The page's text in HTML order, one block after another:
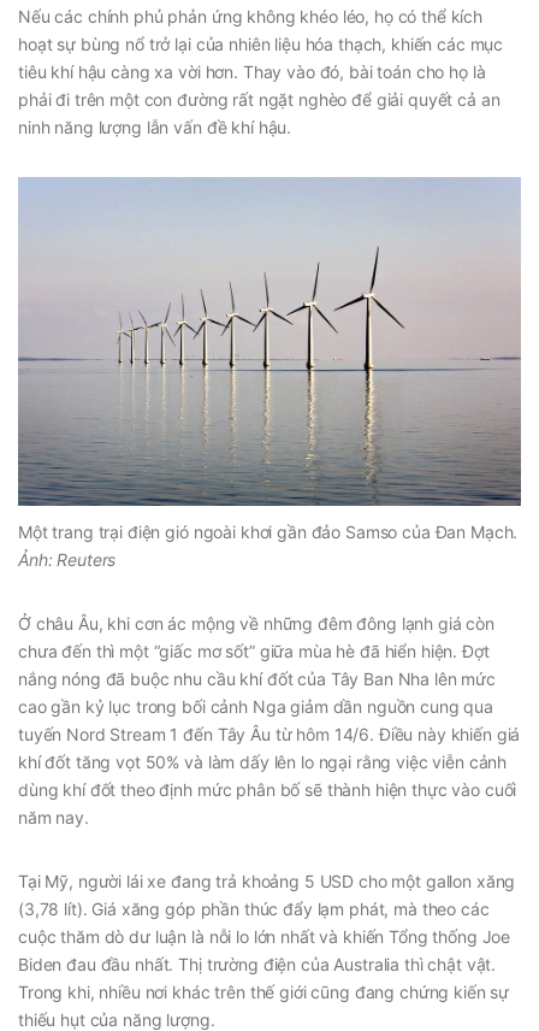
Nếu các chính phủ phản ứng không khéo léo, họ có thể kích
hoạt sự bùng nổ trở lại của nhiên liệu hóa thạch, khiến các mục
tiêu khí hậu càng xa vời hơn. Thay vào đó, bài toán cho họ là
phải đi trên một con đường rất ngặt nghèo để giải quyết cả an
ninh năng lượng lẫn vấn đề khí hậu.
Một trang trại điện gió ngoài khơi gần đảo Samso của Đan Mạch.
Ảnh: Reuters
Ở châu Âu, khi cơn ác mộng về những đêm đông lạnh giá còn
chưa đến thì một “giấc mơ sốt” giữa mùa hè đã hiển hiện. Đợt
nắng nóng đã buộc nhu cầu khí đốt của Tây Ban Nha lên mức
cao gần kỷ lục trong bối cảnh Nga giảm dần nguồn cung qua
tuyến Nord Stream 1 đến Tây Âu từ hôm 14/6. Điều này khiến giá
khí đốt tăng vọt 50% và làm dấy lên lo ngại rằng việc viễn cảnh
dùng khí đốt theo định mức phân bố sẽ thành hiện thực vào cuối
năm nay.
Tại Mỹ, người lái xe đang trả khoảng 5 USD cho một gallon xăng
(3,78 lít). Giá xăng góp phần thúc đẩy lạm phát, mà theo các
cuộc thăm dò dư luận là nỗi lo lớn nhất và khiến Tổng thống Joe
Biden đau đầu nhất. Thị trường điện của Australia thì chật vật.
Trong khi, nhiều nơi khác trên thế giới cũng đang chứng kiến sự
thiếu hụt của năng lượng.